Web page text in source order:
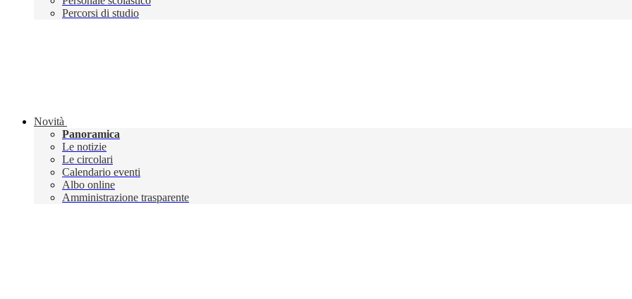
Percorsi di studio
Novità
Panoramica
Le notizie
Le circolari
Calendario eventi
Albo online
Amministrazione trasparente